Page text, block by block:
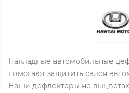
Накладные автомобильные
помогают защитить салон
Наши дефлекторы не